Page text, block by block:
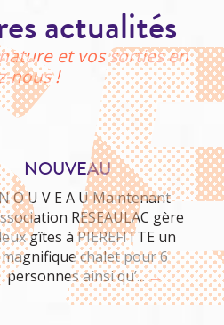
actualités
et vos sorties en
nous !
NOUVEAU
O U V E A U Maintenant
RESEAULAC gère
gîtes à PIEREFITTE un
magnifique chalet pour 6
personnes ainsi qu’...→